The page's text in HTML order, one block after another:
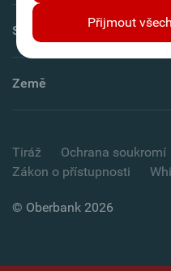
Přijmout
Servis
Země
Tiráž Ochrana soukromí
Zákon o přístupnosti
© Oberbank 2026